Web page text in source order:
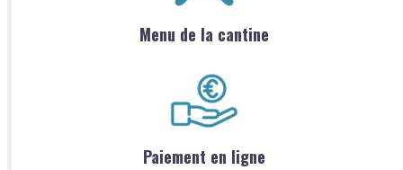
Menu de la cantine
Paiement en ligne